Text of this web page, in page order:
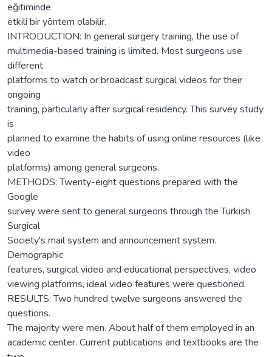
eğitiminde
etkili bir yöntem olabilir.
INTRODUCTION: In general surgery training, the use of
multimedia-based training is limited. Most surgeons use
different
platforms to watch or broadcast surgical videos for their
ongoing
training, particularly after surgical residency. This survey study
is
planned to examine the habits of using online resources (like
video
platforms) among general surgeons.
METHODS: Twenty-eight questions prepared with the
Google
survey were sent to general surgeons through the Turkish
Surgical
Society's mail system and announcement system.
Demographic
features, surgical video and educational perspectives, video
viewing platforms, ideal video features were questioned.
RESULTS: Two hundred twelve surgeons answered the
questions.
The majority were men. About half of them employed in an
academic center. Current publications and textbooks are the